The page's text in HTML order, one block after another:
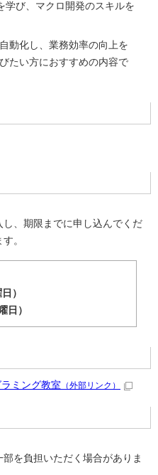
学び、マクロ開発のスキルを
動化し、業務効率の向上を
たい方におすすめの内容で
、期限までに申し込んでくだ
。
日）
日）
ミング教室 （外部リンク）
を負担いただく場合がありま